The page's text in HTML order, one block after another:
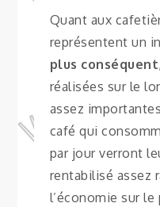
Quant aux
représentent un
plus conséquent
réalisées sur le
assez importantes
café qui
par jour verront
rentabilisé assez
l’économie sur